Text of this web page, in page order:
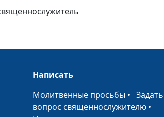
Написать
Молитвенные просьбы •Задать
вопрос священнослужителю •